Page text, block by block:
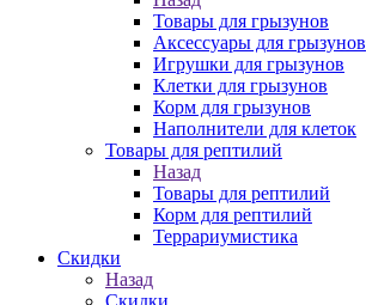
Товары для грызунов
Аксессуары для грызунов
Игрушки для грызунов
Клетки для грызунов
Корм для грызунов
Наполнители для клеток
Товары для рептилий
Назад
Товары для рептилий
Корм для рептилий
Террариумистика
Скидки
Назад
Скидки